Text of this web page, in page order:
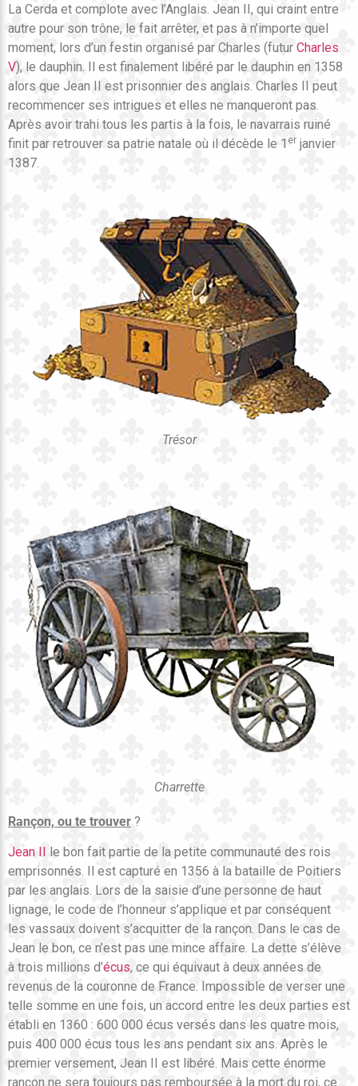
La Cerda et complote avec l’Anglais. Jean II, qui craint entre
autre pour son trône, le fait arrêter, et pas à n’importe quel
moment, lors d’un festin organisé par Charles (futur Charles
V), le dauphin. Il est finalement libéré par le dauphin en 1358
alors que Jean II est prisonnier des anglais. Charles II peut
recommencer ses intrigues et elles ne manqueront pas.
Après avoir trahi tous les partis à la fois, le navarrais ruiné
finit par retrouver sa patrie natale où il décède le 1 er janvier
1387.
Trésor
Charrette
Rançon, ou te trouver ?
Jean II le bon fait partie de la petite communauté des rois
emprisonnés. Il est capturé en 1356 à la bataille de Poitiers
par les anglais. Lors de la saisie d’une personne de haut
lignage, le code de l’honneur s’applique et par conséquent
les vassaux doivent s’acquitter de la rançon. Dans le cas de
Jean le bon, ce n’est pas une mince affaire. La dette s’élève
à trois millions d’écus, ce qui équivaut à deux années de
revenus de la couronne de France. Impossible de verser une
telle somme en une fois, un accord entre les deux parties est
établi en 1360 : 600 000 écus versés dans les quatre mois,
puis 400 000 écus tous les ans pendant six ans. Après le
premier versement, Jean II est libéré. Mais cette énorme
rançon ne sera toujours pas remboursée à la mort du roi, ce